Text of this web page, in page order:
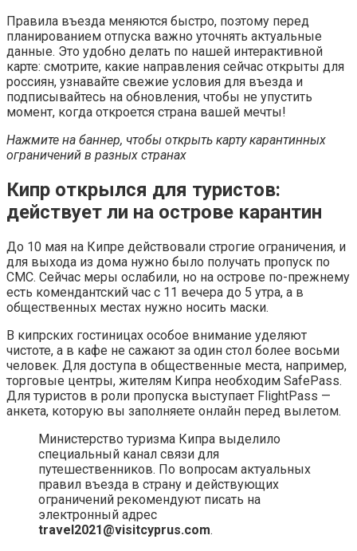
Правила въезда меняются быстро, поэтому перед
планированием отпуска важно уточнять актуальные
данные. Это удобно делать по нашей интерактивной
карте: смотрите, какие направления сейчас открыты для
россиян, узнавайте свежие условия для въезда и
подписывайтесь на обновления, чтобы не упустить
момент, когда откроется страна вашей мечты!
Нажмите на баннер, чтобы открыть карту карантинных
ограничений в разных странах
Кипр открылся для туристов:
действует ли на острове карантин
До 10 мая на Кипре действовали строгие ограничения, и
для выхода из дома нужно было получать пропуск по
СМС. Сейчас меры ослабили, но на острове по-прежнему
есть комендантский час с 11 вечера до 5 утра, а в
общественных местах нужно носить маски.
В кипрских гостиницах особое внимание уделяют
чистоте, а в кафе не сажают за один стол более восьми
человек. Для доступа в общественные места, например,
торговые центры, жителям Кипра необходим SafePass.
Для туристов в роли пропуска выступает FlightPass —
анкета, которую вы заполняете онлайн перед вылетом.
Министерство туризма Кипра выделило
специальный канал связи для
путешественников. По вопросам актуальных
правил въезда в страну и действующих
ограничений рекомендуют писать на
электронный адрес
travel2021@visitcyprus.com.